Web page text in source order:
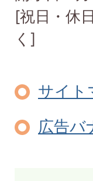
[祝日・休
く]
サイト
広告バ